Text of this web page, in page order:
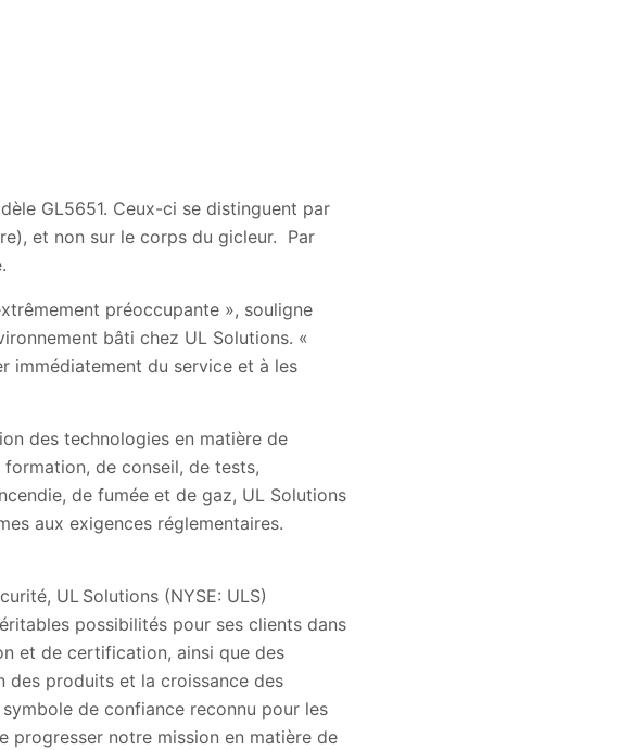
GL5651. Ceux-ci se distinguent par
et non sur le corps du gicleur. Par
préoccupante », souligne
bâti chez UL Solutions. «
immédiatement du service et à les
des technologies en matière de
de conseil, de tests,
de fumée et de gaz, UL Solutions
aux exigences réglementaires.
UL Solutions (NYSE: ULS)
possibilités pour ses clients dans
et de certification, ainsi que des
des produits et la croissance des
de confiance reconnu pour les
progresser notre mission en matière de